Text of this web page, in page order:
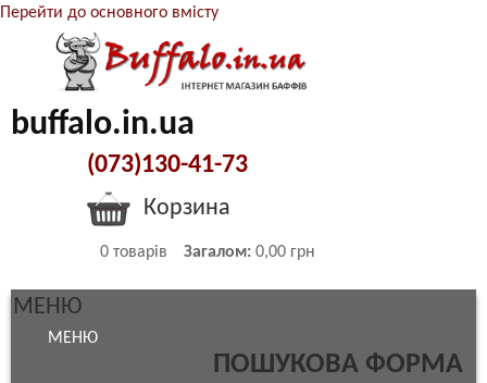
Перейти до основного вмісту
buffalo.in.ua
(073)130-41-73
Корзина
0 товарів Загалом: 0,00 грн
МЕНЮ
МЕНЮ
ПОШУКОВА ФОРМА